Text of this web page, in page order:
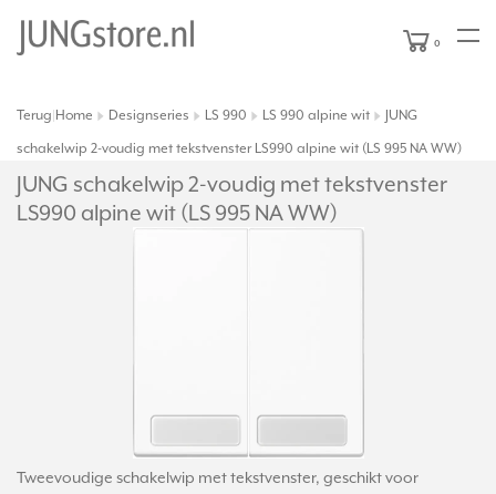
0
Terug Home Designseries LS 990 LS 990 alpine wit JUNG
schakelwip 2-voudig met tekstvenster LS990 alpine wit (LS 995 NA WW)
JUNG schakelwip 2-voudig met tekstvenster
LS990 alpine wit (LS 995 NA WW)
Tweevoudige schakelwip met tekstvenster, geschikt voor